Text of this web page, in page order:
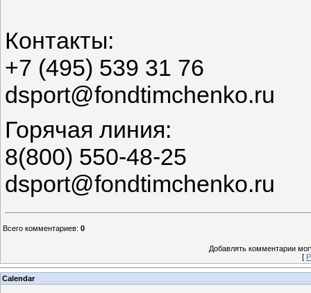
Контакты:
+7 (495) 539 31 76
dsport@fondtimchenko.ru
Горячая линия:
8(800) 550-48-25
dsport@fondtimchenko.ru
Всего комментариев: 0
Добавлять комментарии
[
Calendar